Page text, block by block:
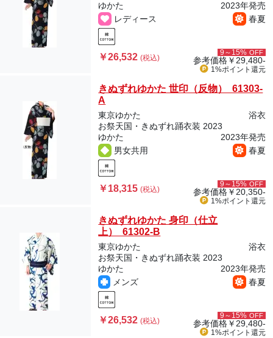
ゆかた
2023年発売
レディース
春夏
￥26,532(税込)
9～15% OFF
参考価格￥29,480-
1%ポイント 還元
きぬずれゆかた 世印（反物） 61303-
A
東京ゆかた
浴衣
お祭天国・きぬずれ踊衣装 2023
ゆかた
2023年発売
男女共用
春夏
￥18,315(税込)
9～15% OFF
参考価格￥20,350-
1%ポイント 還元
きぬずれゆかた 身印（仕立
上） 61302-B
東京ゆかた
浴衣
お祭天国・きぬずれ踊衣装 2023
ゆかた
2023年発売
メンズ
春夏
￥26,532(税込)
9～15% OFF
参考価格￥29,480-
1%ポイント 還元